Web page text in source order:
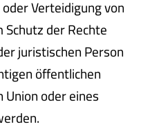
Verteidigung von
der Rechte
juristischen Person
öffentlichen
oder eines